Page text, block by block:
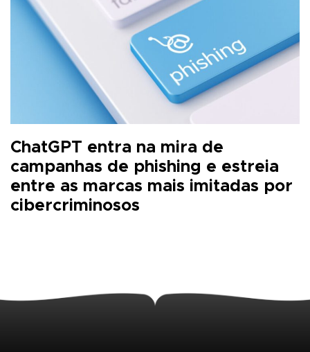
ChatGPT entra na mira de
campanhas de phishing e estreia
entre as marcas mais imitadas por
cibercriminosos